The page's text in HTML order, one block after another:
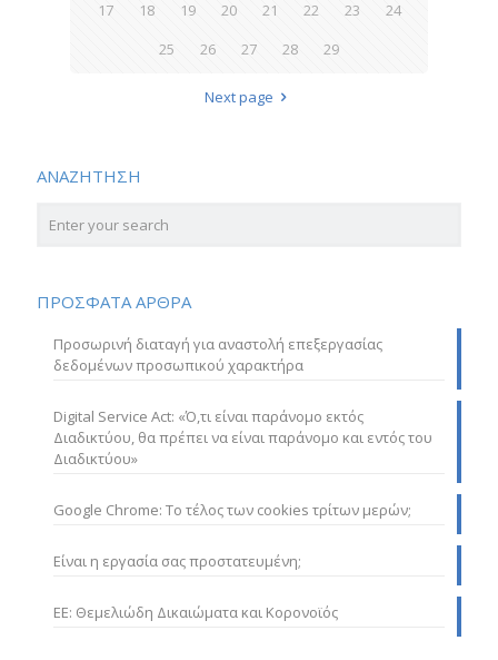
17
18 19 20 21 22 23
24
25
26 27 28 29
Next page
ΑΝΑΖΗΤΗΣΗ
ΠΡΟΣΦΑΤΑ ΑΡΘΡΑ
Προσωρινή διαταγή για αναστολή επεξεργασίας
δεδομένων προσωπικού χαρακτήρα
Digital Service Act: «Ό,τι είναι παράνομο εκτός
Διαδικτύου, θα πρέπει να είναι παράνομο και εντός του
Διαδικτύου»
Google Chrome: Το τέλος των cookies τρίτων μερών;
Είναι η εργασία σας προστατευμένη;
ΕΕ: Θεμελιώδη Δικαιώματα και Κορονοϊός